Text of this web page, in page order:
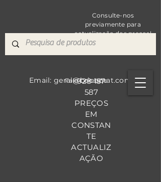
Consulte-nos
previamente para
actualização dos preços!
928 157
587
PREÇOS
EM
CONSTAN
TE
ACTUALIZ
AÇÃO
Fale Conosco
Email: geral@bricomat.com